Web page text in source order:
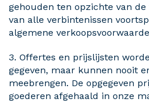
gehouden ten opzichte van
van alle verbintenissen
algemene
3. Offertes en prijslijsten
gegeven, maar kunnen nooit
meebrengen. De opgegeven
goederen afgehaald in onze